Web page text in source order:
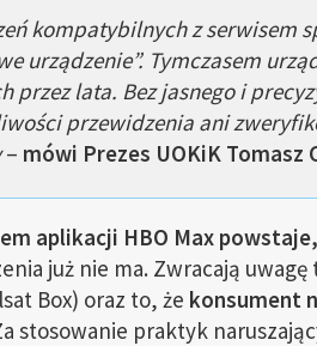
kompatybilnych z serwisem
urządzenie”. Tymczasem
przez lata. Bez jasnego i
przewidzenia ani
– mówi Prezes UOKiK Tomasz
aplikacji HBO Max
już nie ma. Zwracają uwagę
Box) oraz to, że konsument
stosowanie praktyk